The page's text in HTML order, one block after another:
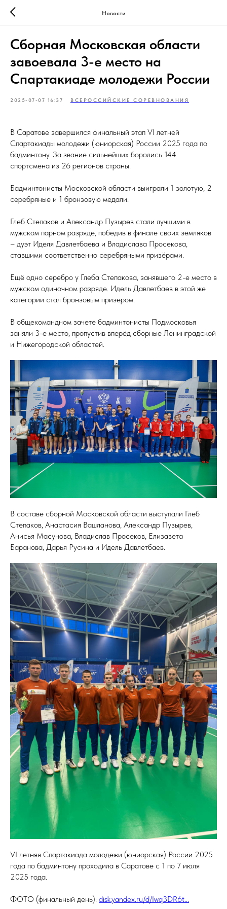
Новости
Сборная Московская области
завоевала 3-е место на
Спартакиаде молодежи России
2025-07-07 16:37 ВСЕРОССИЙСКИЕ СОРЕВНОВАНИЯ
В Саратове завершился финальный этап VI летней
Спартакиады молодежи (юниорская) России 2025 года по
бадминтону. За звание сильнейших боролись 144
спортсмена из 26 регионов страны.
Бадминтонисты Московской области выиграли 1 золотую, 2
серебряные и 1 бронзовую медали.
Глеб Степаков и Александр Пузырев стали лучшими в
мужском парном разряде, победив в финале своих земляков
– дуэт Иделя Давлетбаева и Владислава Просекова,
ставшими соответственно серебряными призёрами.
Ещё одно серебро у Глеба Степакова, занявшего 2-е место в
мужском одиночном разряде. Идель Давлетбаев в этой же
категории стал бронзовым призером.
В общекомандном зачете бадминтонисты Подмосковья
заняли 3-е место, пропустив вперёд сборные Ленинградской
и Нижегородской областей.
В составе сборной Московской области выступали Глеб
Степаков, Анастасия Вашланова, Александр Пузырев,
Анисья Масунова, Владислав Просеков, Елизавета
Баранова, Дарья Русина и Идель Давлетбаев.
VI летняя Спартакиада молодежи (юниорская) России 2025
года по бадминтону проходила в Саратове с 1 по 7 июля
2025 года.
ФОТО (финальный день): disk.yandex.ru/d/Iwq3DR6t...